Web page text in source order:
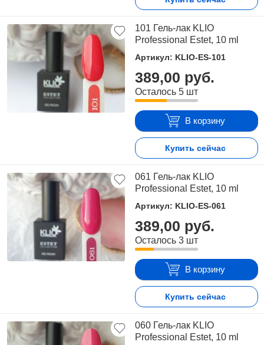
101 Гель-лак KLIO
Professional Estet, 10 ml
Артикул: KLIO-ES-101
389,00 руб.
Осталось 5 шт
В корзину
Купить сейчас
061 Гель-лак KLIO
Professional Estet, 10 ml
Артикул: KLIO-ES-061
389,00 руб.
Осталось 3 шт
В корзину
Купить сейчас
060 Гель-лак KLIO
Professional Estet, 10 ml